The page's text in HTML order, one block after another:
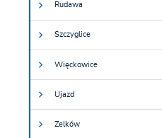
Rudawa
Szczyglice
Więckowice
Ujazd
Zelków